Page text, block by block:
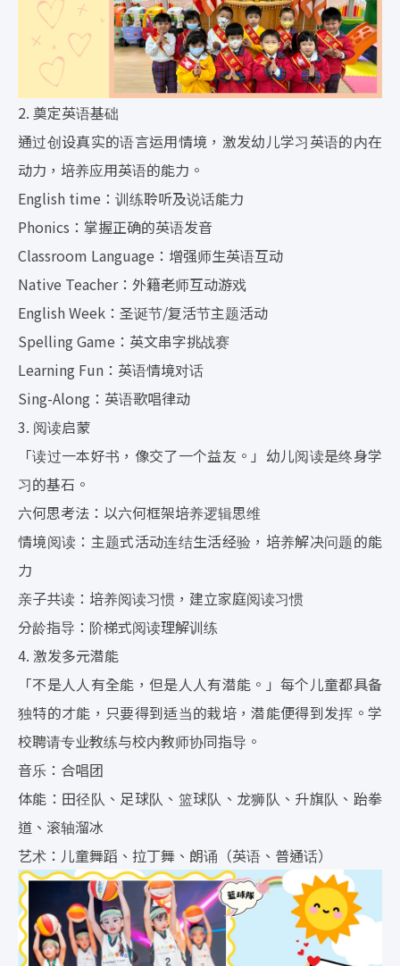
2. 奠定英语基础
通过创设真实的语言运用情境，激发幼儿学习英语的内在
动力，培养应用英语的能力。
English time：训练聆听及说话能力
Phonics：掌握正确的英语发音
Classroom Language：增强师生英语互动
Native Teacher：外籍老师互动游戏
English Week：圣诞节/复活节主题活动
Spelling Game：英文串字挑战赛
Learning Fun：英语情境对话
Sing-Along：英语歌唱律动
3. 阅读启蒙
「读过一本好书，像交了一个益友。」幼儿阅读是终身学
习的基石。
六何思考法：以六何框架培养逻辑思维
情境阅读：主题式活动连结生活经验，培养解决问题的能
力
亲子共读：培养阅读习惯，建立家庭阅读习惯
分龄指导：阶梯式阅读理解训练
4. 激发多元潜能
「不是人人有全能，但是人人有潜能。」每个儿童都具备
独特的才能，只要得到适当的栽培，潜能便得到发挥。学
校聘请专业教练与校内教师协同指导。
音乐：合唱团
体能：田径队、足球队、篮球队、龙狮队、升旗队、跆拳
道、滚轴溜冰
艺术：儿童舞蹈、拉丁舞、朗诵（英语、普通话）